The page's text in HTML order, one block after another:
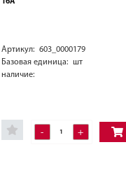
Артикул: 603_0000179
Базовая единица: шт
наличие:
- +